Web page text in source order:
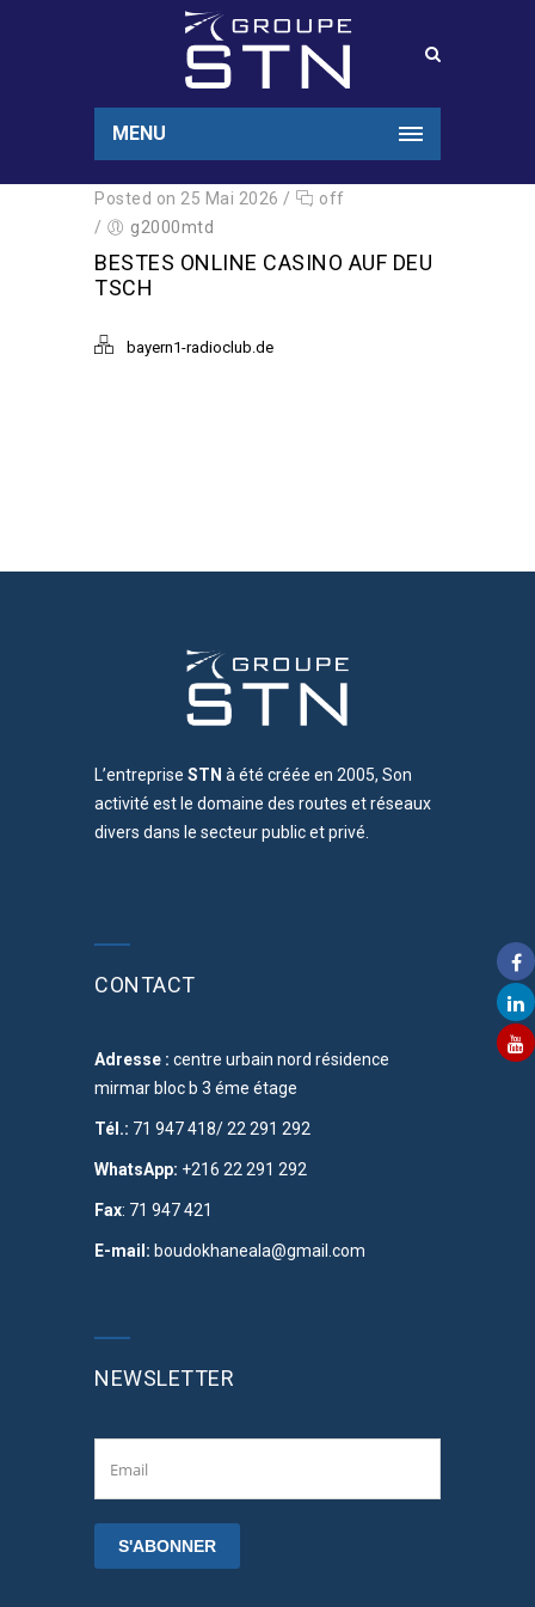
MENU
Posted on 25 Mai 2026 /
off
/
g2000mtd
BESTES ONLINE CASINO AUF DEU
TSCH
bayern1-radioclub.de
L’entreprise STN à été créée en 2005, Son
activité est le domaine des routes et réseaux
divers dans le secteur public et privé.
CONTACT
Adresse : centre urbain nord résidence
mirmar bloc b 3 éme étage
Tél.: 71 947 418/ 22 291 292
WhatsApp: +216 22 291 292
Fax: 71 947 421
E-mail: boudokhaneala@gmail.com
NEWSLETTER